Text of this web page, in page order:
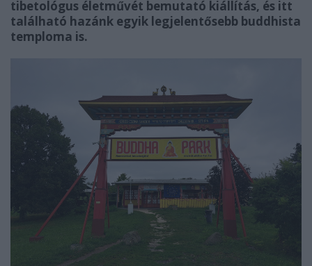
tibetológus életművét bemutató kiállítás, és itt
található hazánk egyik legjelentősebb buddhista
temploma is.